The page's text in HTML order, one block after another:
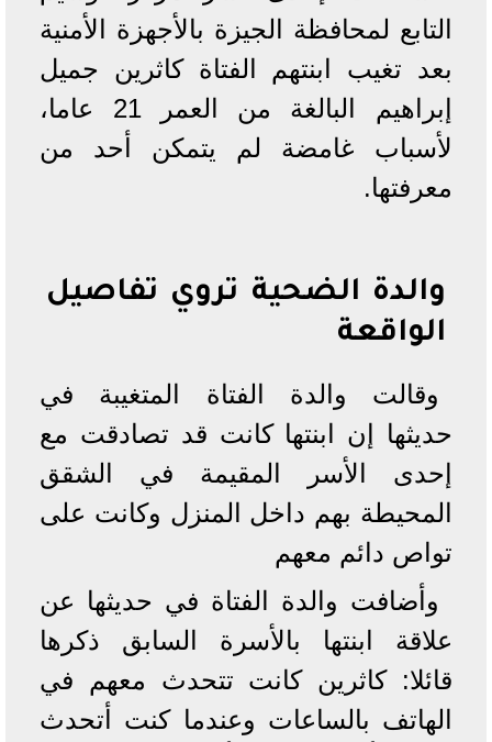
التابع لمحافظة الجيزة بالأجهزة الأمنية
بعد تغيب ابنتهم الفتاة كاثرين جميل
إبراهيم البالغة من العمر 21 عاما،
لأسباب غامضة لم يتمكن أحد من
معرفتها.
والدة الضحية تروي تفاصيل
الواقعة
وقالت والدة الفتاة المتغيبة في
حديثها إن ابنتها كانت قد تصادقت مع
إحدى الأسر المقيمة في الشقق
المحيطة بهم داخل المنزل وكانت على
تواص دائم معهم
وأضافت والدة الفتاة في حديثها عن
علاقة ابنتها بالأسرة السابق ذكرها
قائلا: كاثرين كانت تتحدث معهم في
الهاتف بالساعات وعندما كنت أتحدث